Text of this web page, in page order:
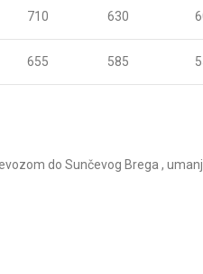
710 630
655 585
do Sunčevog Brega ,